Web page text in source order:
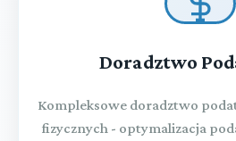
Doradztwo
Kompleksowe doradztwo
fizycznych - optymalizacja